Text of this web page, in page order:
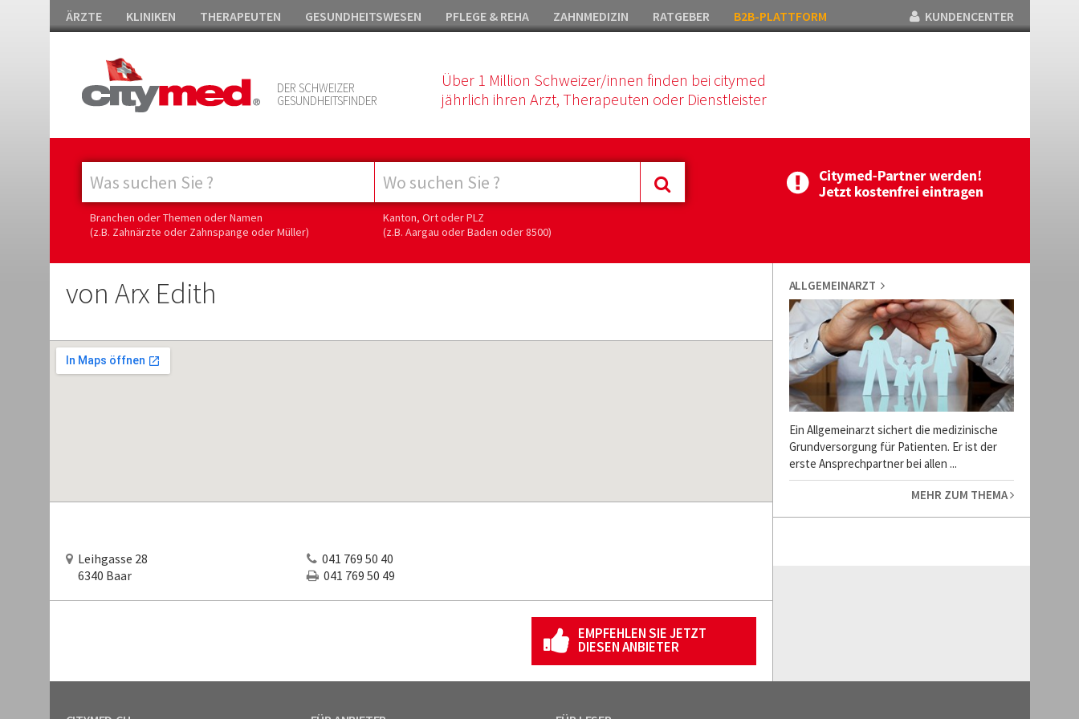
ÄRZTE KLINIKEN THERAPEUTEN GESUNDHEITSWESEN PFLEGE & REHA ZAHNMEDIZIN RATGEBER B2B-PLATTFORM KUNDENCENTER
DER SCHWEIZER
GESUNDHEITSFINDER
Über 1 Million Schweizer/innen finden bei citymed
jährlich ihren Arzt, Therapeuten oder Dienstleister
Branchen oder Themen oder Namen
(z.B. Zahnärzte oder Zahnspange oder Müller)
Kanton, Ort oder PLZ
(z.B. Aargau oder Baden oder 8500)
von Arx Edith
Leihgasse 28
6340 Baar
041 769 50 40
041 769 50 49
EMPFEHLEN SIE JETZT
DIESEN ANBIETER
ALLGEMEINARZT
Ein Allgemeinarzt sichert die medizinische
Grundversorgung für Patienten. Er ist der
erste Ansprechpartner bei allen ...
MEHR ZUM THEMA